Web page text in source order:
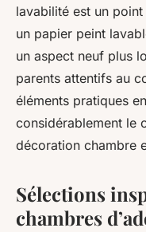
lavabilité est un point
un papier peint
un aspect neuf plus
parents attentifs au
éléments pratiques
considérablement le
décoration chambre
Sélections
chambres